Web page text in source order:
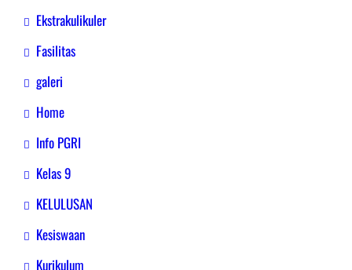
Ekstrakulikuler
Fasilitas
galeri
Home
Info PGRI
Kelas 9
KELULUSAN
Kesiswaan
Kurikulum